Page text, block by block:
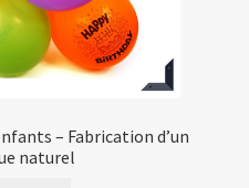
– Fabrication d’un
naturel